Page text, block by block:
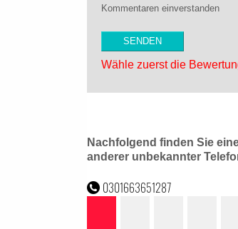
Kommentaren einverstanden
Wähle zuerst die
Nachfolgend finden Sie
anderer unbekannter